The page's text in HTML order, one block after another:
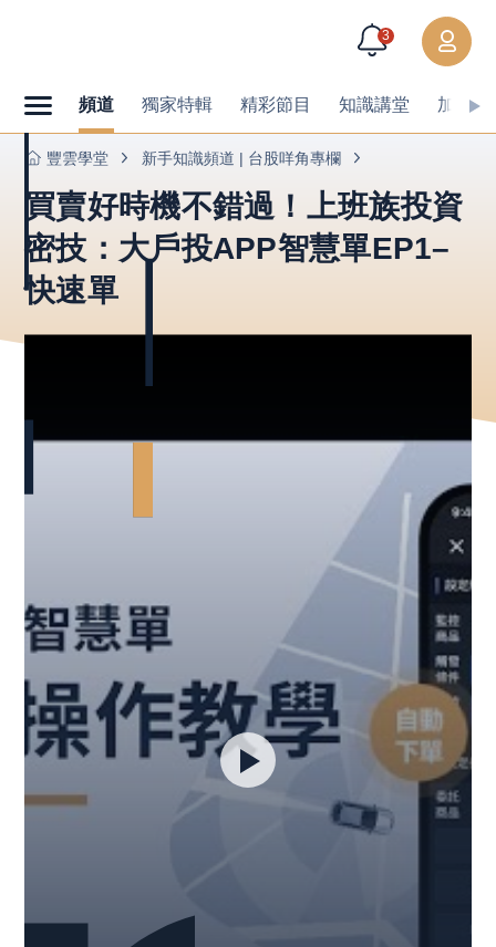
3
頻道 獨家特輯 精彩節目 知識講堂 加值內
豐雲學堂 新手知識頻道 | 台股咩角專欄
買賣好時機不錯過！上班族投資
密技：大戶投APP智慧單EP1–
快速單